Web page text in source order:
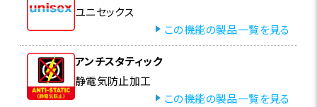
レイヤリング
トレッキングや冬のネイチャーフォト、通勤などの身近な
デイリーシーンから、トラベルまで目的に合わせて自身に
最適な組み合わせをピックアップしてみてください。数多
くの組み合わせの中から、4つのシーンを想定したレイヤ
ユニセックス
この機能の製品一覧を見る
アンチスタティック
静電気防止加工
この機能の製品一覧を見る